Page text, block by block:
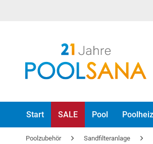
Start SALE Pool
Poolzubehör Sandfilteranlage